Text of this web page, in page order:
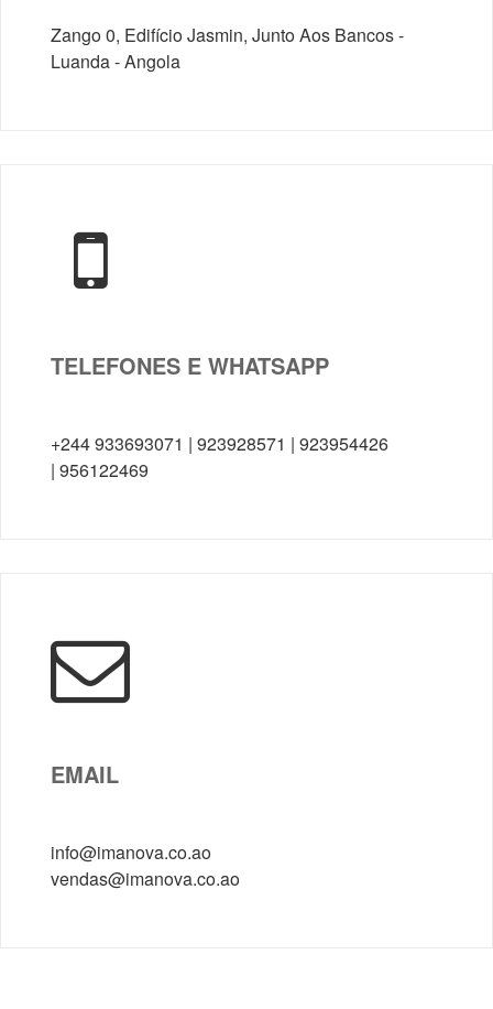
Zango 0, Edifício Jasmin, Junto Aos Bancos -
Luanda - Angola
TELEFONES E WHATSAPP
+244 933693071 | 923928571 | 923954426
| 956122469
EMAIL
info@imanova.co.ao
vendas@imanova.co.ao